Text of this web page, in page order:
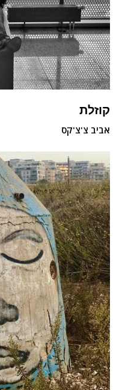
קוזלת
אביב צ'צ'קס